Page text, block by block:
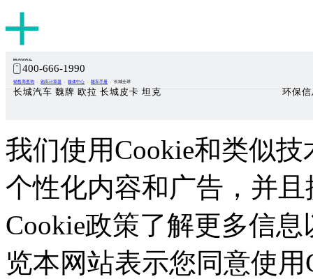
400-666-1990
销售商查询 购车计算器 媒体中心 随车手册 长城全球
长城汽车 魏牌 欧拉 长城皮卡 坦克 环保
我们使用Cookie和类似技
个性化内容和广告，并
Cookie政策了解更多信
览本网站表示您同意使用